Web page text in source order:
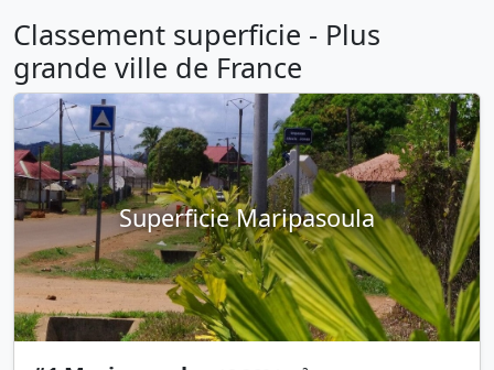
Classement superficie - Plus
grande ville de France
Superficie Maripasoula